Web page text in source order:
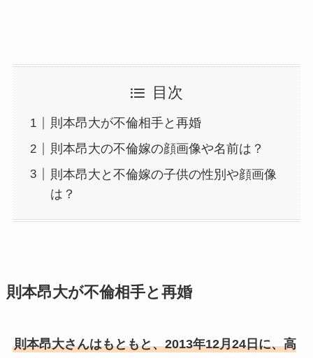
目次
則本昂大が不倫相手と再婚
則本昂大の不倫嫁の顔画像や名前は？
則本昂大と不倫嫁の子供の性別や顔画像
は？
則本昂大が不倫相手と再婚
則本昂大さんはもともと、2013年12月24日に、高